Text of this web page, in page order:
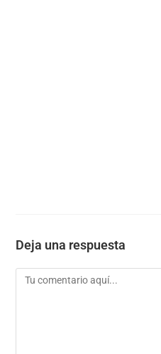
Deja una respuesta